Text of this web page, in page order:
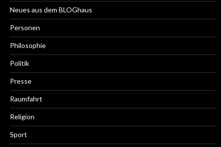
Neues aus dem BLOGhaus
Personen
Philosophie
Politik
Presse
Raumfahrt
Religion
Sport